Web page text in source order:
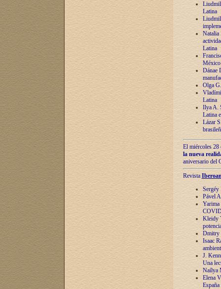
Latina
Natalia
Latina
México
Dánae
Olga
Latina
Ilya A.
Latina
Lázar
El miércoles 28
la nueva
aniversario del
Revista
Sergéy
Pável
Yarima
Kleidy
Dmitry
Isaac
J.
Una
Naílya
Elena
España